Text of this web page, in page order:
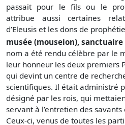
passait pour le fils ou le
attribue aussi certaines
d’Eleusis et les dons de
musée (mouseion),
nom a été rendu célèbre par le
leur honneur les deux premiers
qui devint un centre de
scientifiques. Il était administré
désigné par les rois, qui
servant à l’entretien des
Ceux-ci, venus de toutes les